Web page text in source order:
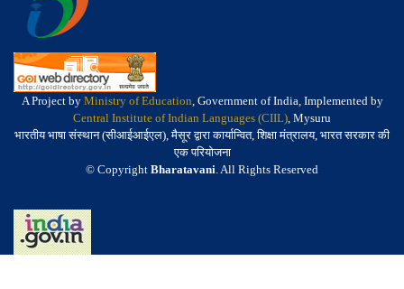
A Project by Ministry of Education, Government of India, Implemented by
Central Institute of Indian Languages (CIIL), Mysuru
भारतीय भाषा संस्थान (सीआईआईएल), मैसूर द्वारा कार्यान्वित, शिक्षा मंत्रालय, भारत सरकार की
एक परियोजना
© Copyright Bharatavani. All Rights Reserved